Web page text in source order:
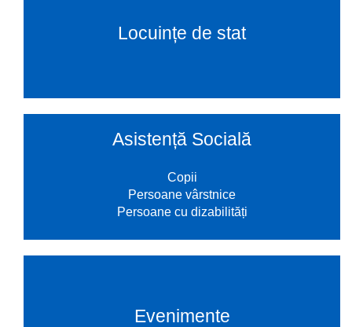
Locuințe de stat
Asistență Socială
Copii
Persoane vârstnice
Persoane cu dizabilități
Evenimente